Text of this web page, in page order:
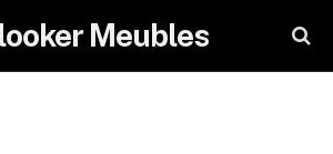
Meubles